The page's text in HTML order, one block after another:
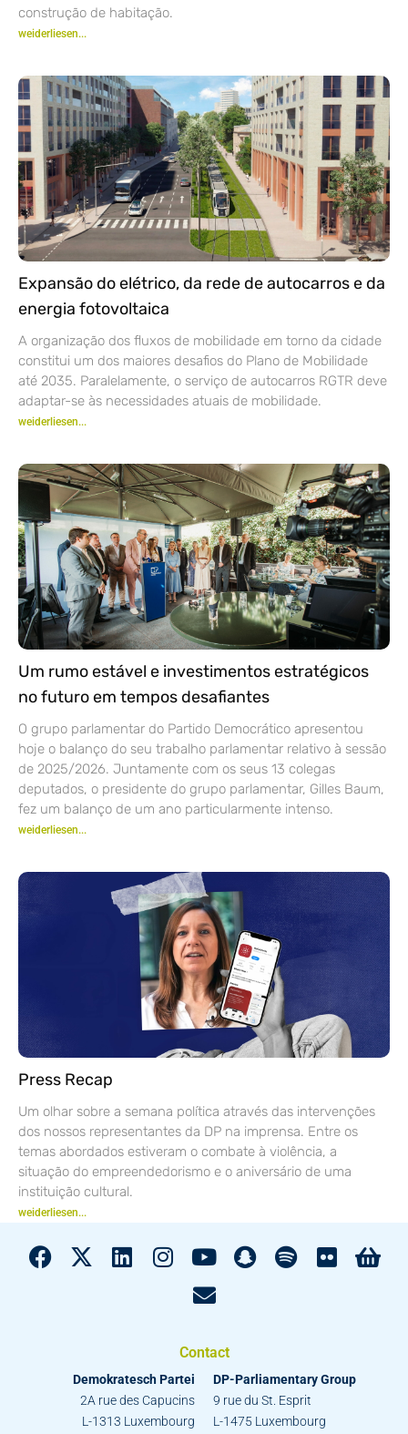
construção de habitação.
weiderliesen...
Expansão do elétrico, da rede de autocarros e da
energia fotovoltaica
A organização dos fluxos de mobilidade em torno da cidade
constitui um dos maiores desafios do Plano de Mobilidade
até 2035. Paralelamente, o serviço de autocarros RGTR deve
adaptar-se às necessidades atuais de mobilidade.
weiderliesen...
Um rumo estável e investimentos estratégicos
no futuro em tempos desafiantes
O grupo parlamentar do Partido Democrático apresentou
hoje o balanço do seu trabalho parlamentar relativo à sessão
de 2025/2026. Juntamente com os seus 13 colegas
deputados, o presidente do grupo parlamentar, Gilles Baum,
fez um balanço de um ano particularmente intenso.
weiderliesen...
Press Recap
Um olhar sobre a semana política através das intervenções
dos nossos representantes da DP na imprensa. Entre os
temas abordados estiveram o combate à violência, a
situação do empreendedorismo e o aniversário de uma
instituição cultural.
weiderliesen...
Contact
Demokratesch Partei
2A rue des Capucins
L-1313 Luxembourg
DP-Parliamentary Group
9 rue du St. Esprit
L-1475 Luxembourg